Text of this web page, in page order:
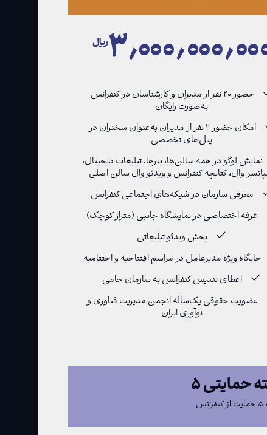
﷼
حضور ۲۰ نفر ار مدیران و کارشناسان در کنفرانس
به‌صورت رایگان
امکان حضور ۲ نفر از مدیران به‌عنوان سخنران در
پنل‌های تخصصی
نمایش لوگو در همه سالن‌ها، بنرها، تبلیغات دیجیتال،
وال، کتابچه کنفرانس و ویدئو وال سالن اصلی
معرفی سازمان در شبکه‌های اجتماعی کنفرانس
غرفه اختصاصی در نمایشگاه جانبی (متراژ کوچک)
پخش ویدئو تبلیغاتی
جایگاه ویژه مدیرعامل در مراسم افتتاحیه و اختتامیه
اعطای تندیس کنفرانس به سازمان حامی
عضویت حقوقی یک‌ساله انجمن مدیریت فناوری و
نوآوری ایران
حمایتی ۵